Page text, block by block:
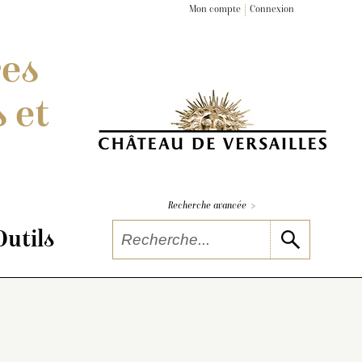
Mon compte Connexion
et
Recherche avancée >